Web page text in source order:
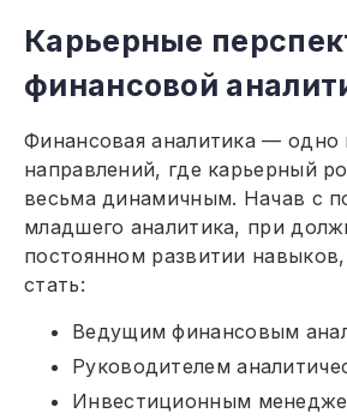
Карьерные
финансовой
Финансовая аналитика — одно
направлений, где карьерный
весьма динамичным. Начав с
младшего аналитика, при
постоянном развитии
стать:
Ведущим финансовым
Руководителем
Инвестиционным